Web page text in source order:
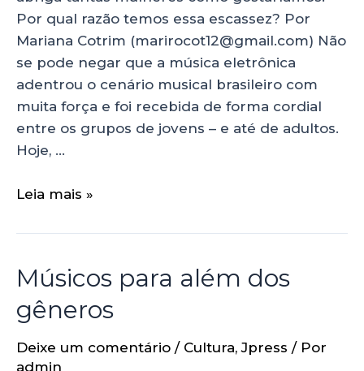
Por qual razão temos essa escassez? Por
Mariana Cotrim (marirocot12@gmail.com) Não
se pode negar que a música eletrônica
adentrou o cenário musical brasileiro com
muita força e foi recebida de forma cordial
entre os grupos de jovens – e até de adultos.
Hoje, …
Leia mais »
Músicos para além dos
gêneros
Deixe um comentário / Cultura,Jpress / Por
admin